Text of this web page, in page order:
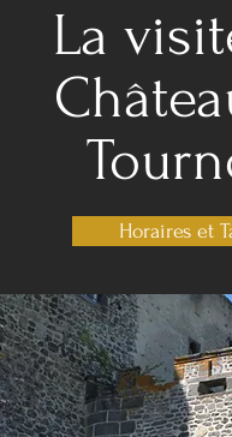
La
Horaires et